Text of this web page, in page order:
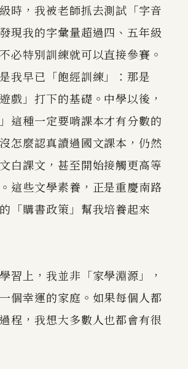
時，我被老師抓去測試「字音
現我的字彙量超過四、五年級
必特別訓練就可以直接參賽。
我早已「飽經訓練」：那是
戲」打下的基礎。中學以後，
這種一定要啃課本才有分數的
怎麼認真讀過國文課本，仍然
白課文，甚至開始接觸更高等
這些文學素養，正是重慶南路
「購書政策」幫我培養起來
習上，我並非「家學淵源」，
個幸運的家庭。如果每個人都
程，我想大多數人也都會有很